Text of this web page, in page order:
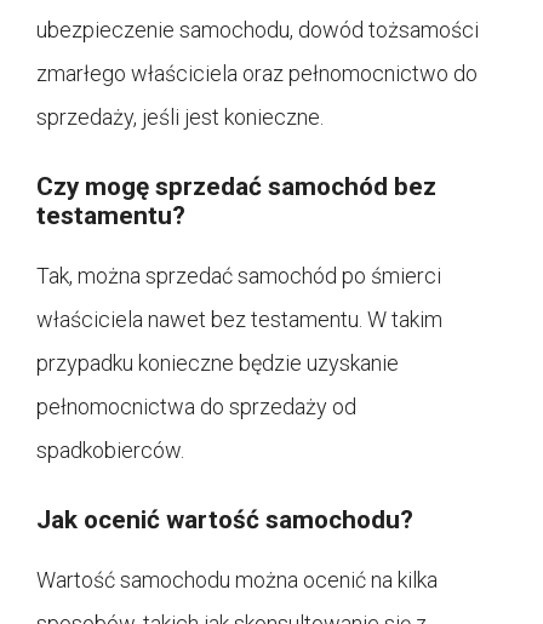
ubezpieczenie samochodu, dowód tożsamości
zmarłego właściciela oraz pełnomocnictwo do
sprzedaży, jeśli jest konieczne.
Czy mogę sprzedać samochód bez
testamentu?
Tak, można sprzedać samochód po śmierci
właściciela nawet bez testamentu. W takim
przypadku konieczne będzie uzyskanie
pełnomocnictwa do sprzedaży od
spadkobierców.
Jak ocenić wartość samochodu?
Wartość samochodu można ocenić na kilka